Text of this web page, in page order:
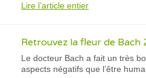
Lire l’article entier
Retrouvez la fleur de
Le docteur Bach a fait un très
aspects négatifs que l’être